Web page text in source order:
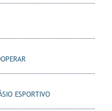
ESPORTIVO